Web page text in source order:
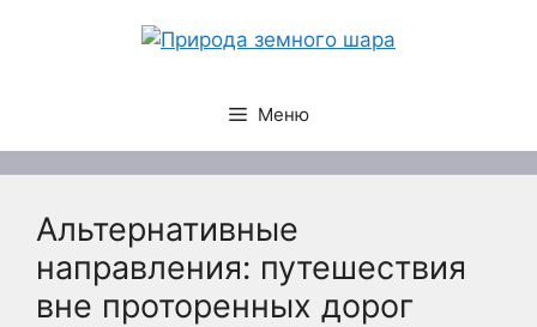
Меню
Альтернативные
направления: путешествия
вне проторенных дорог